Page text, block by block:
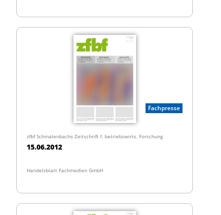
Fachpresse
zfbf Schmalenbachs Zeitschrift f. betriebswirts. Forschung
15.06.2012
Handelsblatt Fachmedien GmbH